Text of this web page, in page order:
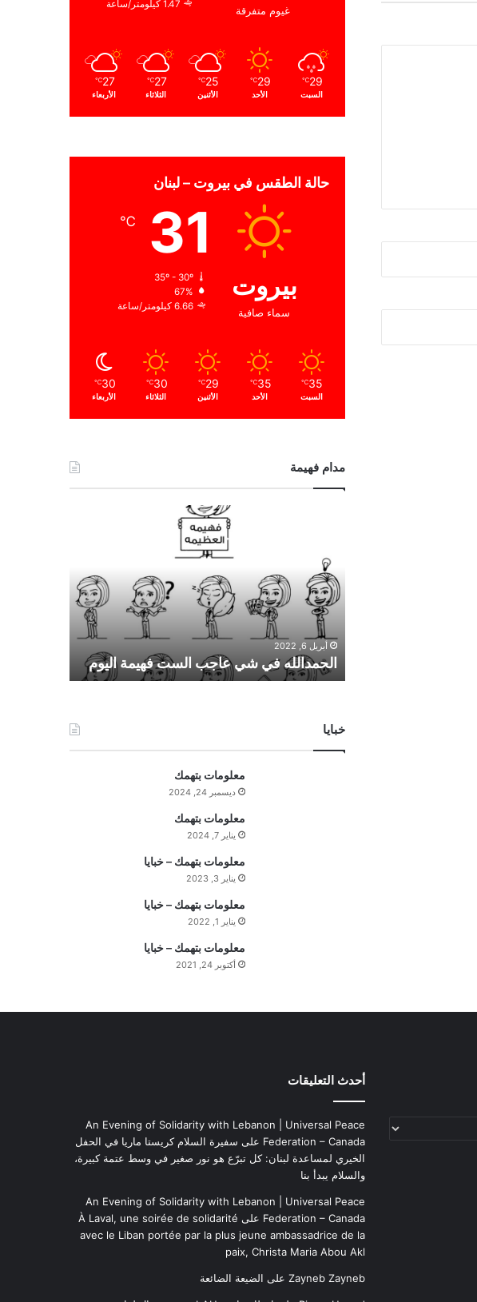
غيوم متفرقة
1.47 كيلومتر/ساعة
29
℃
السبت
29
℃
الأحد
25
℃
الأثنين
27
℃
الثلاثاء
27
℃
الأربعاء
حالة الطقس في بيروت – لبنان
بيروت
سماء صافية
31
℃
35º - 30º
67%
6.66 كيلومتر/ساعة
35
℃
السبت
35
℃
الأحد
29
℃
الأثنين
30
℃
الثلاثاء
30
℃
الأربعاء
مدام فهيمة
د
ي
ع
ا
أبريل 6, 2022
الحمدالله في شي عاجب الست فهيمة اليوم
خبايا
معلومات بتهمك
ديسمبر 24, 2024
معلومات بتهمك
يناير 7, 2024
معلومات بتهمك – خبايا
يناير 3, 2023
معلومات بتهمك – خبايا
يناير 1, 2022
معلومات بتهمك – خبايا
أكتوبر 24, 2021
أحدث التعليقات
An Evening of Solidarity with Lebanon | Universal Peace
Federation – Canada على سفيرة السلام كريستا ماريا في الحفل
الخيري لمساعدة لبنان: كل تبرّع هو نور صغير في وسط عتمة كبيرة،
والسلام يبدأ بنا
An Evening of Solidarity with Lebanon | Universal Peace
Federation – Canada على À Laval, une soirée de solidarité
avec le Liban portée par la plus jeune ambassadrice de la
paix, Christa Maria Abou Akl
Zayneb Zaynebعلى الضيعة الضائعة